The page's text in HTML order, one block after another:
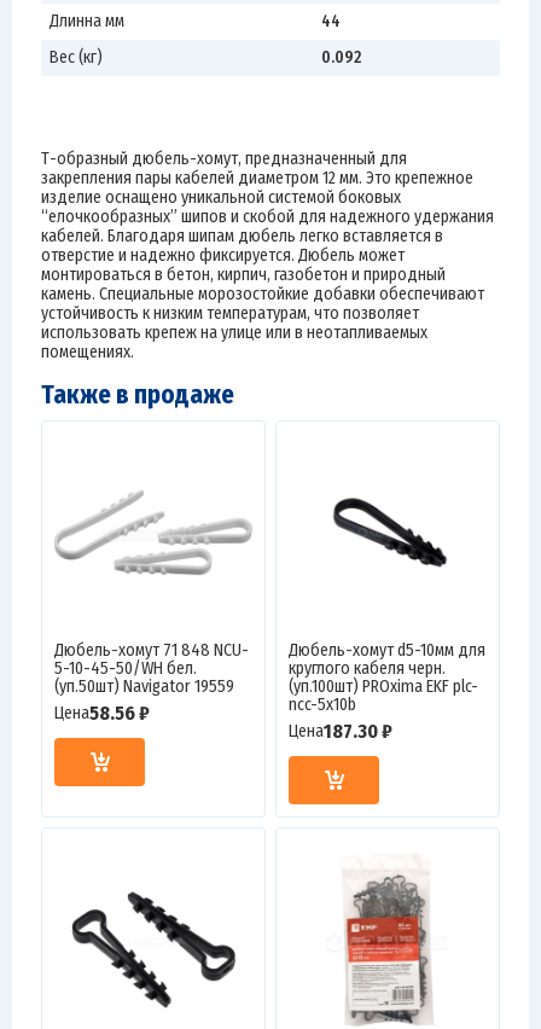
Длинна мм
44
Вес (кг)
0.092
Т-образный дюбель-хомут, предназначенный для
закрепления пары кабелей диаметром 12 мм. Это крепежное
изделие оснащено уникальной системой боковых
“елочкообразных” шипов и скобой для надежного удержания
кабелей. Благодаря шипам дюбель легко вставляется в
отверстие и надежно фиксируется. Дюбель может
монтироваться в бетон, кирпич, газобетон и природный
камень. Специальные морозостойкие добавки обеспечивают
устойчивость к низким температурам, что позволяет
использовать крепеж на улице или в неотапливаемых
помещениях.
Также в продаже
Дюбель-хомут 71 848 NCU-
5-10-45-50/WH бел.
(уп.50шт) Navigator 19559
Цена58.56 ₽
Дюбель-хомут d5-10мм для
круглого кабеля черн.
(уп.100шт) PROxima EKF plc-
ncc-5x10b
Цена187.30 ₽